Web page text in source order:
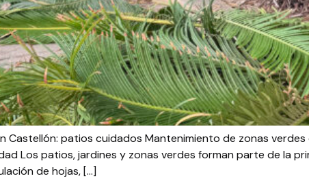
Castellón: patios cuidados Mantenimiento de zonas
Los patios, jardines y zonas verdes forman parte de la
de hojas, […]